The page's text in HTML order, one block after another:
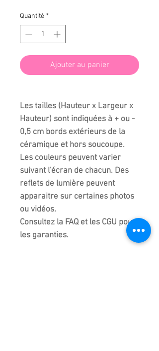
Quantité *
Ajouter au panier
Les tailles (Hauteur x Largeur x
Hauteur) sont indiquées à + ou -
0,5 cm bords extérieurs de la
céramique et hors soucoupe.
Les couleurs peuvent varier
suivant l'écran de chacun. Des
reflets de lumière peuvent
apparaitre sur certaines photos
ou vidéos.
Consultez la FAQ et les CGU pour
les garanties.